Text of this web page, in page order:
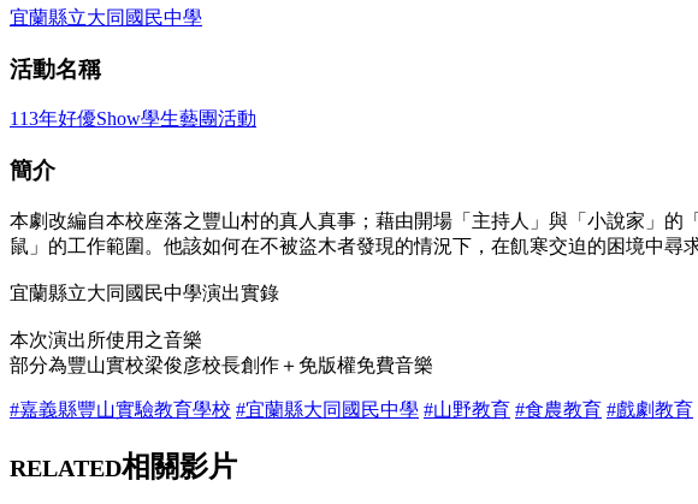
宜蘭縣立大同國民中學
活動名稱
113年好優Show學生藝團活動
簡介
本劇改編自本校座落之豐山村的真人真事；藉由開場「主持人」與「小說家」
鼠」的工作範圍。他該如何在不被盜木者發現的情況下，在飢寒交迫的困境中尋
宜蘭縣立大同國民中學演出實錄
本次演出所使用之音樂
部分為豐山實校梁俊彦校長創作＋免版權免費音樂
#嘉義縣豐山實驗教育學校 #宜蘭縣大同國民中學 #山野教育 #食農教育 #戲劇教育
RELATED相關影片